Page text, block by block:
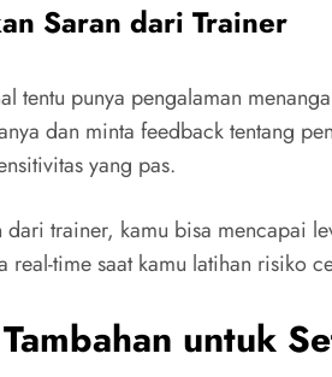
Saran dari Trainer
tentu punya pengalaman
dan minta feedback tentang
yang pas.
dari trainer, kamu bisa mencapai
real-time saat kamu latihan risiko
untuk